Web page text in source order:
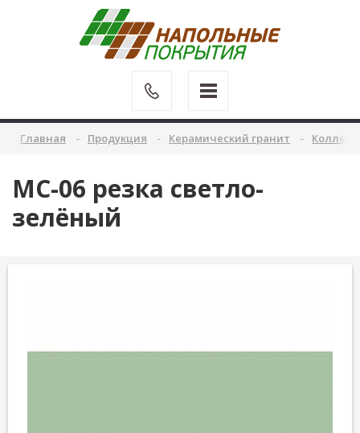
Главная Продукция Керамический гранит
MC-06 резка светло-
зелёный